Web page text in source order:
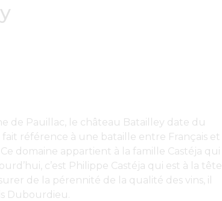
de Pauillac, le château Batailley date du
référence à une bataille entre Français et
domaine appartient à la famille Castéja qui
c’est Philippe Castéja qui est à la tête
de la pérennité de la qualité des vins, il
Dubourdieu.